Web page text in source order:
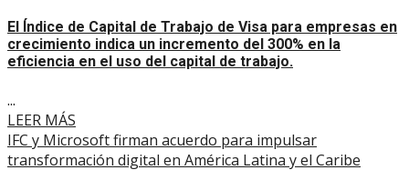
El Índice de Capital de Trabajo de Visa para empresas en
crecimiento indica un incremento del 300% en la
eficiencia en el uso del capital de trabajo.
...
LEER MÁS
IFC y Microsoft firman acuerdo para impulsar
transformación digital en América Latina y el Caribe